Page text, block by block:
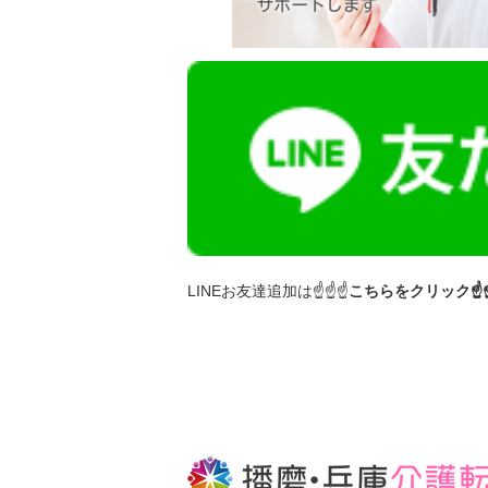
LINEお友達追加は☝☝☝こちらをクリック